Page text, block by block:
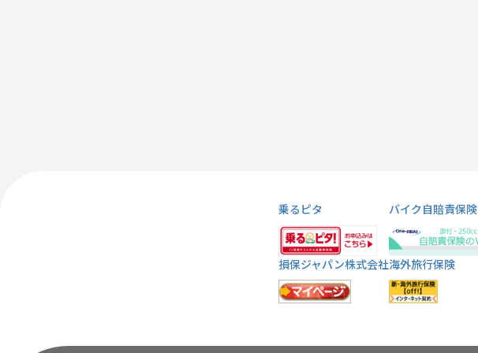
乗るピタ
損保ジャパン株式会社
バイク自賠責保険
海外旅行保険